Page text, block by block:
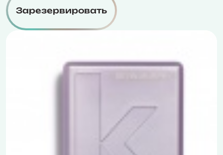
Зарезервировать